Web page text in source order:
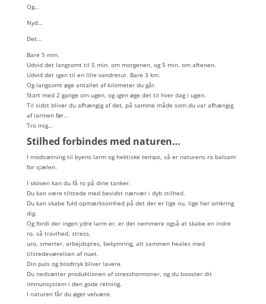
Og…
Nyd…
Det…
Bare 5 min.
Udvid det langsomt til 5 min. om morgenen, og 5 min. om aftenen.
Udvid det igen til en lille vandretur. Bare 3 km.
Og langsomt øge antallet af kilometer du går.
Start med 2 gange om ugen, og igen øge det til hver dag i ugen.
Til sidst bliver du afhængig af det, på samme måde som du var afhængig
af larmen før…
Tro mig…
Stilhed forbindes med naturen…
I modsætning til byens larm og hektiske tempo, så er naturens ro balsam
for sjælen.
I skoven kan du få ro på dine tanker.
Du kan være tilstede med bevidst nærvær i dyb stilhed.
Du kan skabe fuld opmærksomhed på det der er lige nu, lige her omkring
dig.
Og fordi der ingen ydre larm er, er det nemmere også at skabe en indre
ro, så travlhed, stress,
uro, smerter, arbejdspres, bekymring, alt sammen heales med
tilstedeværelsen af nuet.
Din puls og blodtryk bliver lavere.
Du nedsætter produktionen af stresshormoner, og du booster dit
immunsystem i den gode retning.
I naturen får du øget velvære.